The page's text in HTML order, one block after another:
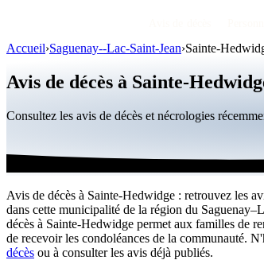
Accueil›Saguenay--Lac-Saint-Jean›Sainte-
Avis de décès à Sainte-
Consultez les avis de décès et nécrologies
Avis de décès à Sainte-Hedwidge : retrouvez les
dans cette municipalité de la région du
décès à Sainte-Hedwidge permet aux familles de
de recevoir les condoléances de la communauté.
décès ou à consulter les avis déjà publiés.